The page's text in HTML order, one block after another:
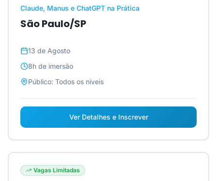
Claude, Manus e ChatGPT na Prática
São Paulo/SP
13 de Agosto
8h de imersão
Público: Todos os níveis
Ver Detalhes e Inscrever
Vagas Limitadas